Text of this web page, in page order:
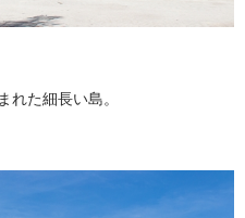
れた細長い島。